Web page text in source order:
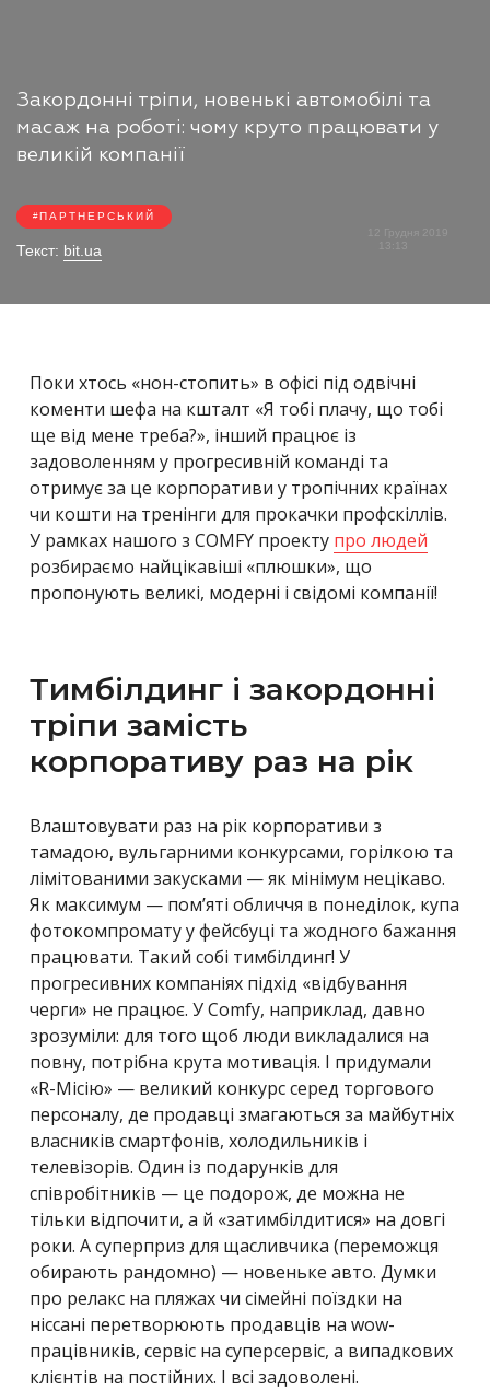
Закордонні тріпи, новенькі автомобілі та
масаж на роботі: чому круто працювати у
великій компанії
ПАРТНЕРСЬКИЙ
Текст: bit.ua
12 Грудня 2019
Поки хтось «нон-стопить» в офісі під одвічні
коменти шефа на кшталт «Я тобі плачу, що тобі
ще від мене треба?», інший працює із
задоволенням у прогресивній команді та
отримує за це корпоративи у тропічних країнах
чи кошти на тренінги для прокачки профскіллів.
У рамках нашого з COMFY проекту про людей
розбираємо найцікавіші «плюшки», що
пропонують великі, модерні і свідомі компанії!
Тимбілдинг і закордонні
тріпи замість
корпоративу раз на рік
Влаштовувати раз на рік корпоративи з
тамадою, вульгарними конкурсами, горілкою та
лімітованими закусками — як мінімум нецікаво.
Як максимум — пом’яті обличчя в понеділок, купа
фотокомпромату у фейсбуці та жодного бажання
працювати. Такий собі тимбілдинг! У
прогресивних компаніях підхід «відбування
черги» не працює. УComfy, наприклад, давно
зрозуміли: для того щоб люди викладалися на
повну, потрібна крута мотивація. І придумали
«R-Місію» — великий конкурссеред торгового
персоналу, де продавці змагаються за майбутніх
власників смартфонів, холодильників і
телевізорів. Один із подарунків для
співробітників — це подорож, де можна не
тільки відпочити, а й «затимбілдитися» на довгі
роки. А суперприз для щасливчика (переможця
обирають рандомно) — новеньке авто. Думки
про релакс на пляжах чи сімейні поїздки на
ніссані перетворюють продавців на wow-
працівників, сервіс на суперсервіс, а випадкових
клієнтів на постійних. І всі задоволені.